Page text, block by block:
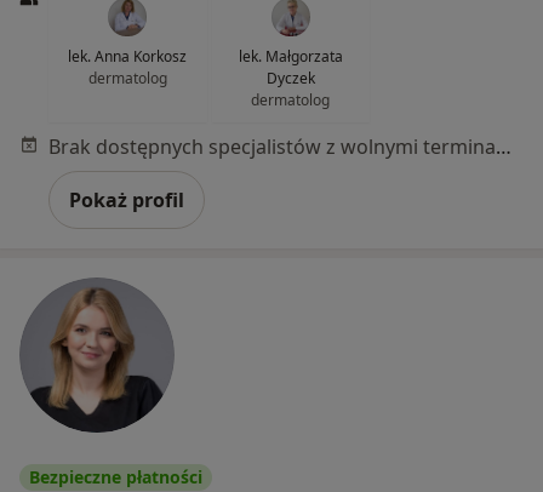
lek. Anna Korkosz
dermatolog
lek. Małgorzata
Dyczek
dermatolog
Brak dostępnych specjalistów z wolnymi terminami w tym centrum medycznym.
Pokaż profil
Bezpieczne płatności